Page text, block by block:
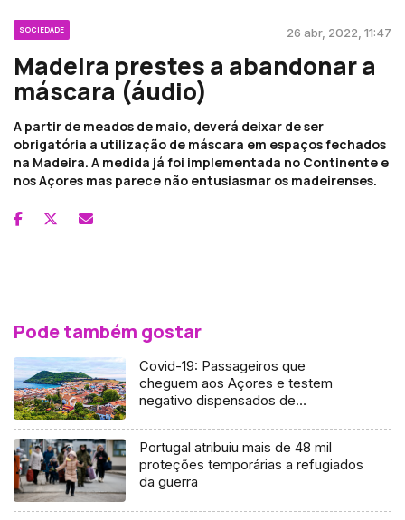
SOCIEDADE 26 abr, 2022, 11:47
Madeira prestes a abandonar a
máscara (áudio)
A partir de meados de maio, deverá deixar de ser
obrigatória a utilização de máscara em espaços fechados
na Madeira. A medida já foi implementada no Continente e
nos Açores mas parece não entusiasmar os madeirenses.
Pode também gostar
Covid-19: Passageiros que
cheguem aos Açores e testem
negativo dispensados de
Portugal atribuiu mais de 48 mil
proteções temporárias a refugiados
da guerra